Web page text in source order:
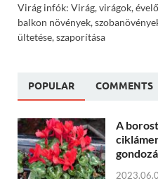
Virág infók: Virág, virágok,
balkon növények,
ültetése, szaporítása
POPULAR COMMENTS
A